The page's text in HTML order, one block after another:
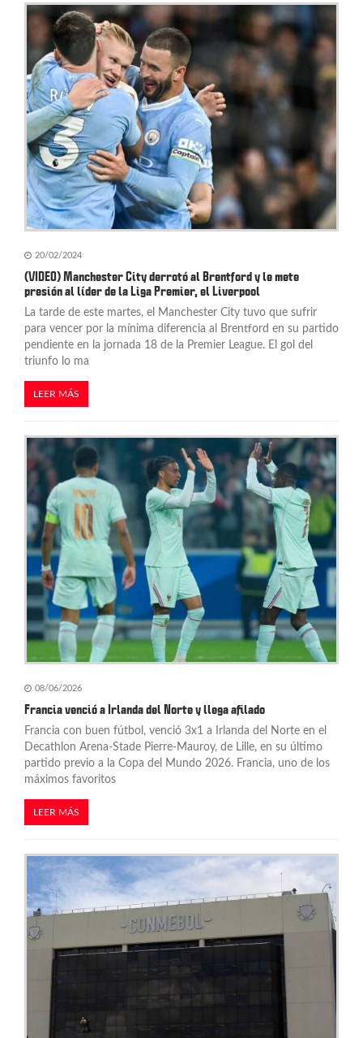
ó
n
d
e
e
n
t
r
d
a
s
20/02/2024
(VIDEO) Manchester City derrotó al Brentford y le mete
presión al líder de la Liga Premier, el Liverpool
La tarde de este martes, el Manchester City tuvo que sufrir
para vencer por la mínima diferencia al Brentford en su partido
pendiente en la jornada 18 de la Premier League. El gol del
triunfo lo ma
LEER MÁS
08/06/2026
Francia venció a Irlanda del Norte y llega afilado
Francia con buen fútbol, venció 3x1 a Irlanda del Norte en el
Decathlon Arena-Stade Pierre-Mauroy, de Lille, en su último
partido previo a la Copa del Mundo 2026. Francia, uno de los
máximos favoritos
LEER MÁS